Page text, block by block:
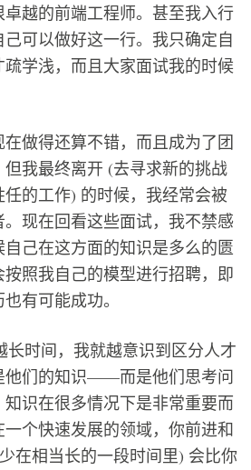
越的前端工程师。甚至我入行
可以做好这一行。我只确定自
学浅，而且大家面试我的时候
做得还算不错，而且成为了团
我最终离开 (去寻求新的挑战
的工作) 的时候，我经常会被
现在回看这些面试，我不禁感
己在这方面的知识是多么的匮
照我自己的模型进行招聘，即
有可能成功。
长时间，我就越意识到区分人才
他们的知识——而是他们思考问
识在很多情况下是非常重要而
个快速发展的领域，你前进和
在相当长的一段时间里) 会比你